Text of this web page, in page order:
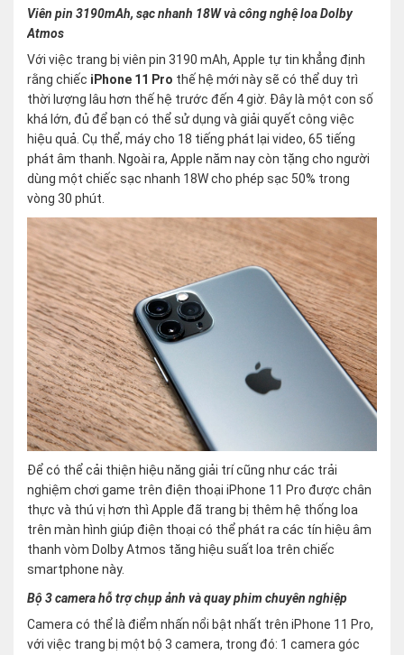
Viên pin 3190mAh, sạc nhanh 18W và công nghệ loa Dolby
Atmos
Với việc trang bị viên pin 3190 mAh, Apple tự tin khẳng định
rằng chiếc iPhone 11 Pro thế hệ mới này sẽ có thể duy trì
thời lượng lâu hơn thế hệ trước đến 4 giờ. Đây là một con số
khá lớn, đủ để bạn có thể sử dụng và giải quyết công việc
hiệu quả. Cụ thể, máy cho 18 tiếng phát lại video, 65 tiếng
phát âm thanh. Ngoài ra, Apple năm nay còn tặng cho người
dùng một chiếc sạc nhanh 18W cho phép sạc 50% trong
vòng 30 phút.
Để có thể cải thiện hiệu năng giải trí cũng như các trải
nghiệm chơi game trên điện thoại iPhone 11 Pro được chân
thực và thú vị hơn thì Apple đã trang bị thêm hệ thống loa
trên màn hình giúp điện thoại có thể phát ra các tín hiệu âm
thanh vòm Dolby Atmos tăng hiệu suất loa trên chiếc
smartphone này.
Bộ 3 camera hỗ trợ chụp ảnh và quay phim chuyên nghiệp
Camera có thể là điểm nhấn nổi bật nhất trên iPhone 11 Pro,
với việc trang bị một bộ 3 camera, trong đó: 1 camera góc